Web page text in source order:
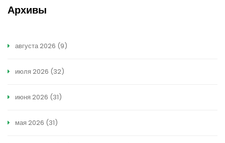
Архивы
августа 2026 (9)
июля 2026 (32)
июня 2026 (31)
мая 2026 (31)